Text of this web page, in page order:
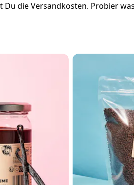
die Versandkosten. Probier